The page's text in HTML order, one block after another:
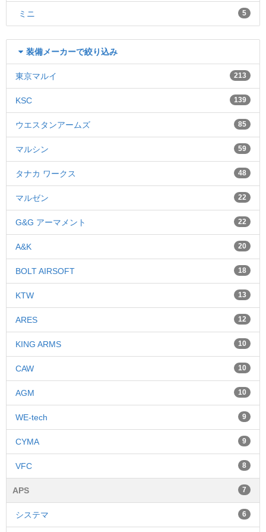
ミニ 5
装備メーカーで絞り込み
東京マルイ 213
KSC 139
ウエスタンアームズ 85
マルシン 59
タナカ ワークス 48
マルゼン 22
G&G アーマメント 22
A&K 20
BOLT AIRSOFT 18
KTW 13
ARES 12
KING ARMS 10
CAW 10
AGM 10
WE-tech 9
CYMA 9
VFC 8
APS 7
システマ 6